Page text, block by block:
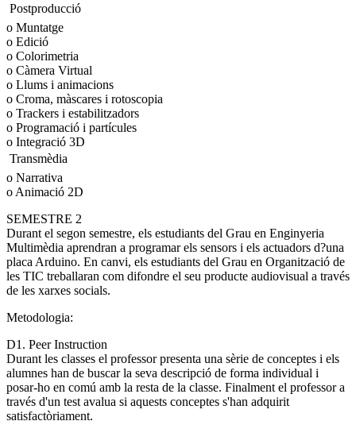
 Postproducció
o Muntatge
o Edició
o Colorimetria
o Càmera Virtual
o Llums i animacions
o Croma, màscares i rotoscopia
o Trackers i estabilitzadors
o Programació i partícules
o Integració 3D
 Transmèdia
o Narrativa
o Animació 2D
SEMESTRE 2
Durant el segon semestre, els estudiants del Grau en Enginyeria
Multimèdia aprendran a programar els sensors i els actuadors d?una
placa Arduino. En canvi, els estudiants del Grau en Organització de
les TIC treballaran com difondre el seu producte audiovisual a través
de les xarxes socials.
Metodologia:
D1. Peer Instruction
Durant les classes el professor presenta una sèrie de conceptes i els
alumnes han de buscar la seva descripció de forma individual i
posar-ho en comú amb la resta de la classe. Finalment el professor a
través d'un test avalua si aquests conceptes s'han adquirit
satisfactòriament.